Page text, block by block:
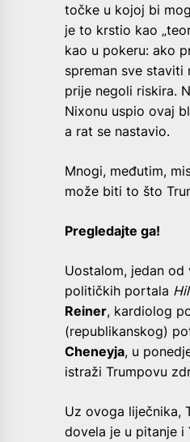
točke u kojoj bi
je to krstio kao
kao u pokeru: ako
spreman sve staviti
prije negoli riskira.
Nixonu uspio ovaj
a rat se nastavio.
Mnogi, međutim,
može biti to što
Pregledajte ga!
Uostalom, jedan
političkih portala
Reiner, kardiolog
(republikanskog)
Cheneyja, u
istraži Trumpovu
Uz ovoga liječnika,
dovela je u pitanje i